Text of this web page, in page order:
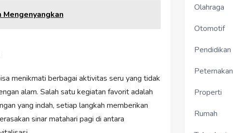
menikmati berbagai aktivitas seru yang tidak
alam. Salah satu kegiatan favorit adalah
yang indah, setiap langkah memberikan
sinar matahari pagi di antara
Olahraga
Otomotif
Pendidikan
Peternakan
Properti
Rumah